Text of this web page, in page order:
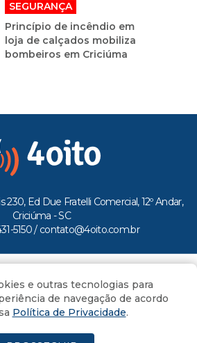
SEGURANÇA
Princípio de incêndio em
loja de calçados mobiliza
bombeiros em Criciúma
230, Ed Due Fratelli Comercial, 12º Andar,
Criciúma - SC
5150 / contato@4oito.com.br
reservados ao Portal 4oito
e outras tecnologias para
de navegação de acordo
Política de Privacidade.